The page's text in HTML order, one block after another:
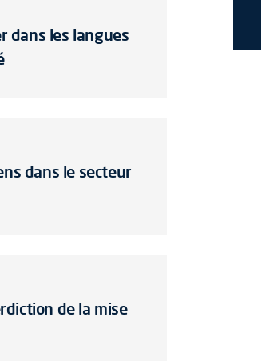
dans les langues
dans le secteur
de la mise